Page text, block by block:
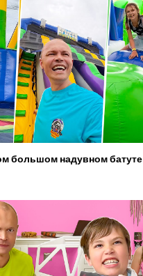
большом надувном батуте